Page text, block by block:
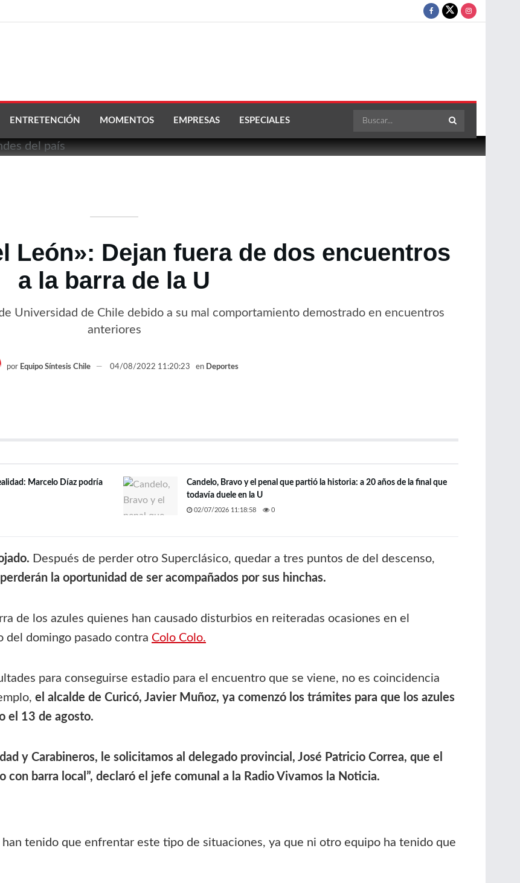
ENTRETENCIÓN MOMENTOS EMPRESAS ESPECIALES
León»: Dejan fuera de dos encuentros
a la barra de la U
Universidad de Chile debido a su mal comportamiento demostrado en encuentros
anteriores
por Equipo Síntesis Chile 04/08/2022 11:20:23 en Deportes
Marcelo Díaz podría
Candelo, Bravo y el penal que partió la historia: a 20 años de la final que
todavía duele en la U
02/07/2026 11:18:58 0
Después de perder otro Superclásico, quedar a tres puntos de del descenso,
perderán la oportunidad de ser acompañados por sus hinchas.
de los azules quienes han causado disturbios en reiteradas ocasiones en el
del domingo pasado contra Colo Colo.
para conseguirse estadio para el encuentro que se viene, no es coincidencia
el alcalde de Curicó, Javier Muñoz, ya comenzó los trámites para que los azules
el 13 de agosto.
y Carabineros, le solicitamos al delegado provincial, José Patricio Correa, que el
barra local”, declaró el jefe comunal a la Radio Vivamos la Noticia.
tenido que enfrentar este tipo de situaciones, ya que ni otro equipo ha tenido que